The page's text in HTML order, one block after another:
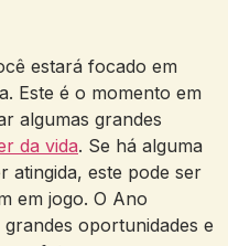
estará focado em
Este é o momento em
algumas grandes
da vida. Se há alguma
atingida, este pode ser
em jogo. O Ano
oportunidades e